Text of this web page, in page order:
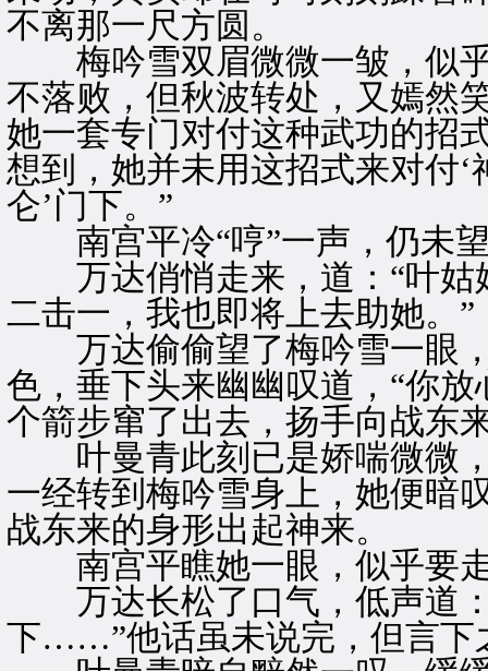
不离那一尺方圆。
梅吟雪双眉微微一皱，似乎
不落败，但秋波转处，又嫣然
她一套专门对付这种武功的招
想到，她并未用这招式来对付‘
仑’门下。”
南宫平冷“哼”一声，仍未
万达俏悄走来，道：“叶姑
二击一，我也即将上去助她。”
万达偷偷望了梅吟雪一眼，
色，垂下头来幽幽叹道，“
个箭步窜了出去，扬手向战东
叶曼青此刻已是娇喘微微，
一经转到梅吟雪身上，她便暗
战东来的身形出起神来。
南宫平瞧她一眼，似乎要走
万达长松了口气，低声道：
下……”他话虽未说完，但言下